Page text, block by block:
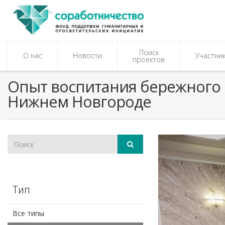
О нас Новости Поиск
проектов
​Опыт воспитания
Нижнем Новгороде
Тип
Все типы